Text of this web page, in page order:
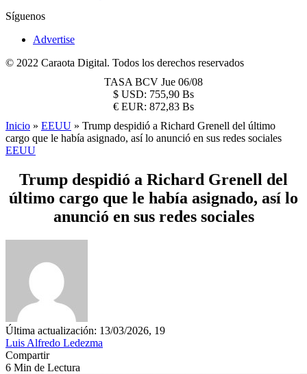
Síguenos
Advertise
© 2022 Caraota Digital. Todos los derechos reservados
TASA BCV Jue 06/08
$ USD: 755,90 Bs
€ EUR: 872,83 Bs
Inicio » EEUU » Trump despidió a Richard Grenell del último
cargo que le había asignado, así lo anunció en sus redes sociales
EEUU
Trump despidió a Richard Grenell del
último cargo que le había asignado, así lo
anunció en sus redes sociales
Última actualización: 13/03/2026, 19
Luis Alfredo Ledezma
Compartir
6 Min de Lectura